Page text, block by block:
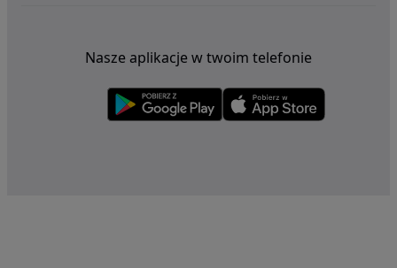
Nasze aplikacje w twoim telefonie